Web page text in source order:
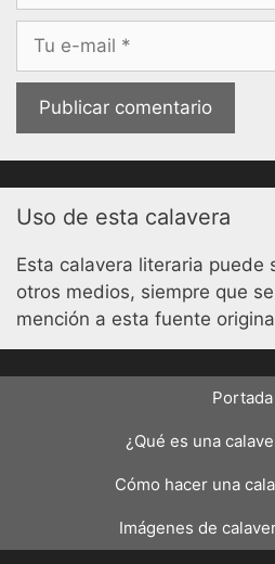
electrónico
Uso de esta calavera
Esta calavera literaria puede
otros medios, siempre que
mención a esta fuente
Portada
¿Qué es una
Cómo hacer una
Imágenes de